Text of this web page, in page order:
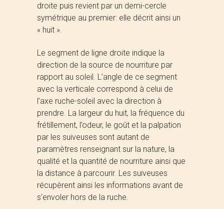
droite puis revient par un demi-cercle
symétrique au premier: elle décrit ainsi un
« huit ».
Le segment de ligne droite indique la
direction de la source de nourriture par
rapport au soleil. L’angle de ce segment
avec la verticale correspond à celui de
l’axe ruche-soleil avec la direction à
prendre. La largeur du huit, la fréquence du
frétillement, l’odeur, le goût et la palpation
par les suiveuses sont autant de
paramètres renseignant sur la nature, la
qualité et la quantité de nourriture ainsi que
la distance à parcourir. Les suiveuses
récupèrent ainsi les informations avant de
s’envoler hors de la ruche.